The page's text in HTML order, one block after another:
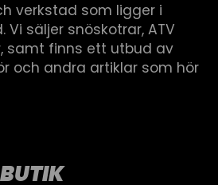
verkstad som ligger i
Vi säljer snöskotrar, ATV
samt finns ett utbud av
och andra artiklar som hör